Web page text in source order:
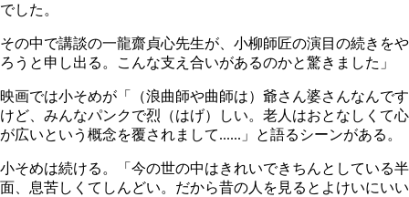
でした。
その中で講談の一龍齋貞心先生が、小柳師匠の演目の続きをや
ろうと申し出る。こんな支え合いがあるのかと驚きました」
映画では小そめが「（浪曲師や曲師は）爺さん婆さんなんです
けど、みんなパンクで烈（はげ）しい。老人はおとなしくて心
が広いという概念を覆されまして......」と語るシーンがある。
小そめは続ける。「今の世の中はきれいできちんとしている半
面、息苦しくてしんどい。だから昔の人を見るとよけいにいい